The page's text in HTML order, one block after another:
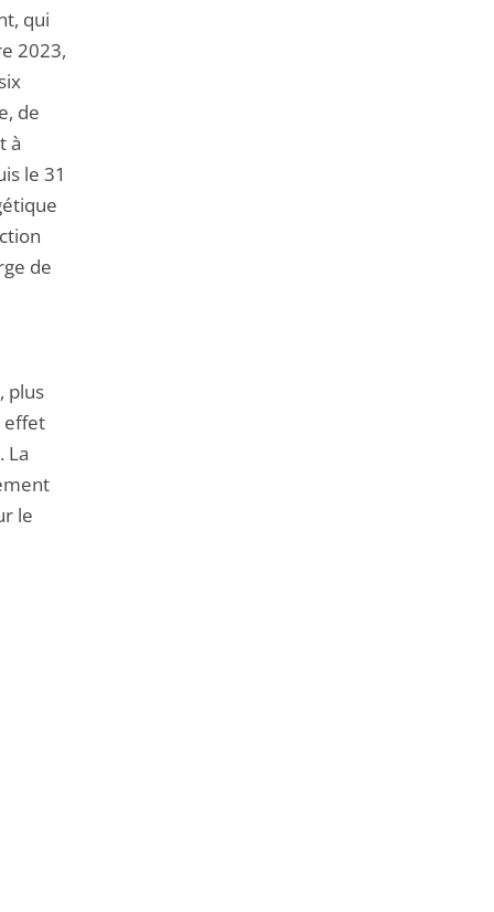
qui
2023,
de
à
le 31
de
plus
effet
La
le